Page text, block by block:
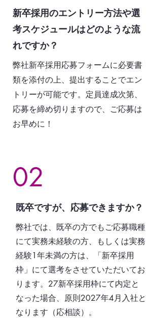
新卒採用のエントリー方法や選
考スケジュールはどのような流
れですか？
弊社新卒採用応募フォームに必要書
類を添付の上、提出することでエン
トリーが可能です。定員達成次第、
応募を締め切りますので、ご応募は
お早めに！
02
既卒ですが、応募できますか？
弊社では、既卒の方でもご応募職種
にて実務未経験の方、もしくは実務
経験1年未満の方は、「新卒採用
枠」にて選考をさせていただいてお
ります。27新卒採用枠にて内定と
なった場合、原則2027年4月入社と
なります（応相談）。